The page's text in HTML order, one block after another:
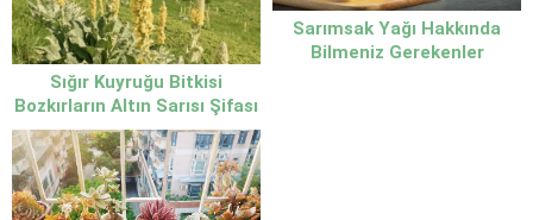
Sığır Kuyruğu Bitkisi
Bozkırların Altın Sarısı Şifası
Sarımsak Yağı Hakkında
Bilmeniz Gerekenler